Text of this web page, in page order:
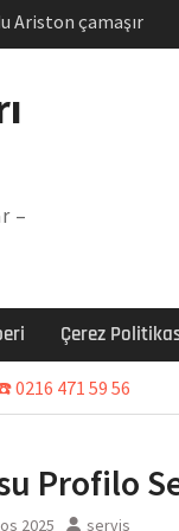
Ariston çamaşır
F5 Hatası Çözüm
Arızası Çözümü
–
Çerez
0216 471 59 56
Profilo
2025 servis